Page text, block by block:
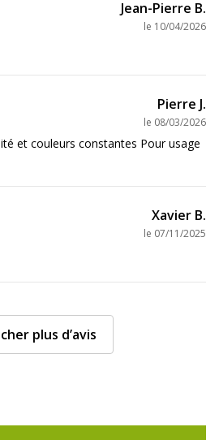
Jean-Pierre B.
le 10/04/2026
Pierre J.
le 08/03/2026
et couleurs constantes Pour usage
Xavier B.
le 07/11/2025
plus d’avis